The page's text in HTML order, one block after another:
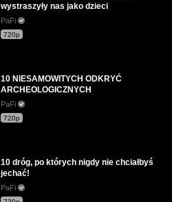
wystraszyły nas jako dzieci
PaFi
720p
10 NIESAMOWITYCH ODKRYĆ
ARCHEOLOGICZNYCH
PaFi
720p
10 dróg, po których nigdy nie chciałbyś
jechać!
PaFi